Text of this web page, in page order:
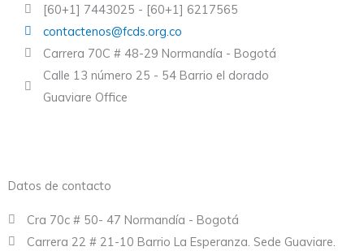
[60+1] 7443025 - [60+1] 6217565
contactenos@fcds.org.co
Carrera 70C # 48-29 Normandía - Bogotá
Calle 13 número 25 - 54 Barrio el dorado
Guaviare Office
Datos de contacto
Cra 70c # 50- 47 Normandía - Bogotá
Carrera 22 # 21-10 Barrio La Esperanza. Sede Guaviare.